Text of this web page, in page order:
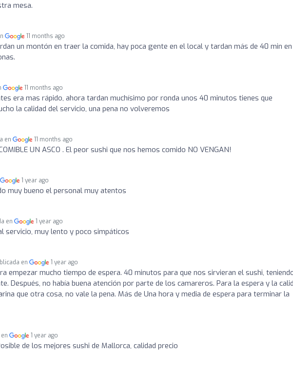
mesa.
11 months ago
un montón en traer la comida, hay poca gente en el local y tardan más de 40 min en
11 months ago
era mas rápido, ahora tardan muchísimo por ronda unos 40 minutos tienes que
la calidad del servicio, una pena no volveremos
en 11 months ago
UN ASCO . El peor sushi que nos hemos comido NO VENGAN!
1 year ago
muy bueno el personal muy atentos
en 1 year ago
servicio, muy lento y poco simpáticos
en 1 year ago
empezar mucho tiempo de espera. 40 minutos para que nos sirvieran el sushi,
Después, no había buena atención por parte de los camareros. Para la espera y la
que otra cosa, no vale la pena. Más de Una hora y media de espera para terminar la
1 year ago
de los mejores sushi de Mallorca, calidad precio